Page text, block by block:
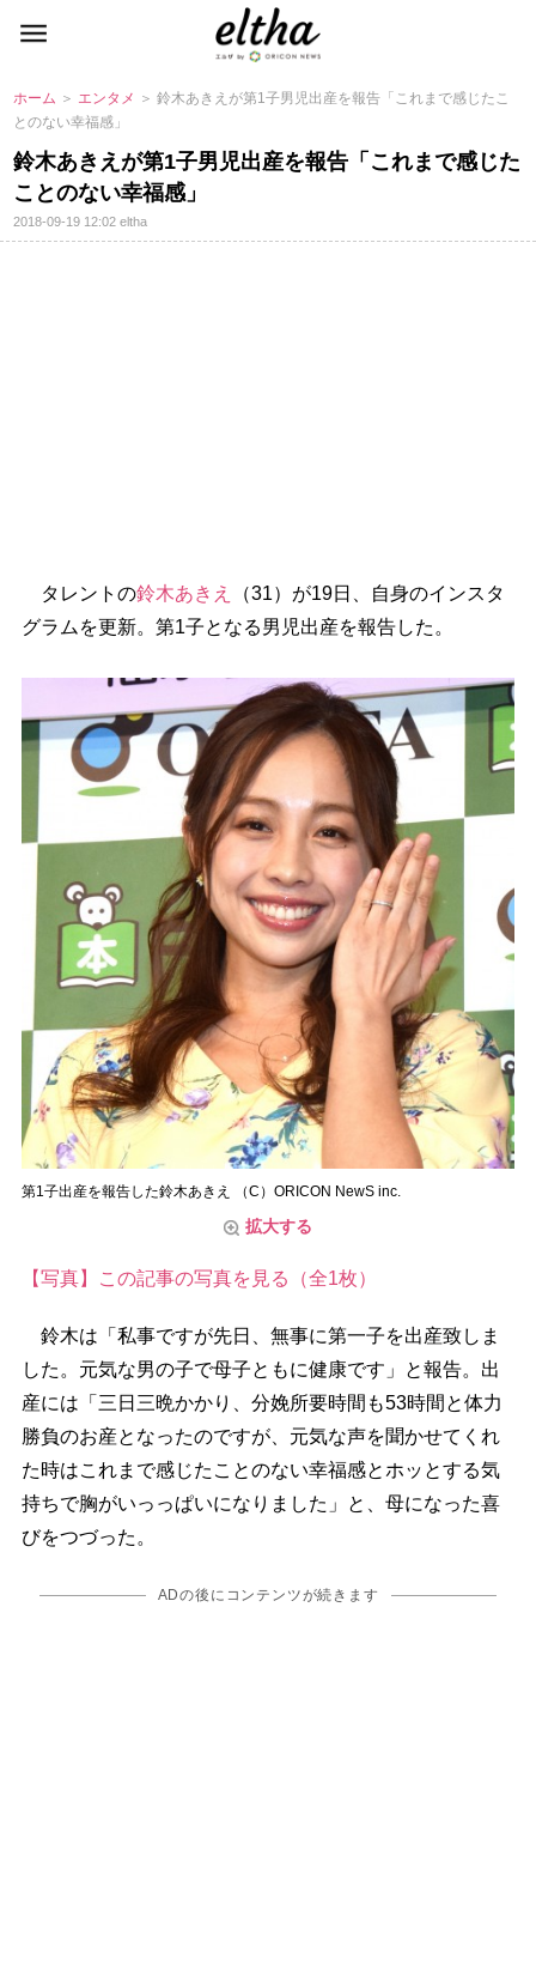
ホーム ＞ エンタメ ＞ 鈴木あきえが第1子男児出産を報告「これまで感じたこ
とのない幸福感」
鈴木あきえが第1子男児出産を報告「これまで感じた
ことのない幸福感」
2018-09-19 12:02eltha
タレントの鈴木あきえ
（31）が19日、自身のインスタ
グラムを更新。第1子となる男児出産を報告した。
第1子出産を報告した鈴木あきえ （C）ORICON NewS inc.
拡大する
【写真】この記事の写真を見る（全1枚）
鈴木は「私事ですが先日、無事に第一子を出産致しま
した。元気な男の子で母子ともに健康です」と報告。出
産には「三日三晩かかり、分娩所要時間も53時間と体力
勝負のお産となったのですが、元気な声を聞かせてくれ
た時はこれまで感じたことのない幸福感とホッとする気
持ちで胸がいっっぱいになりました」と、母になった喜
びをつづった。
ADの後にコンテンツが続きます